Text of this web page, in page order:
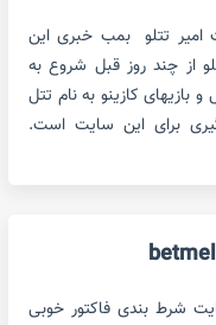
امیر تتلو بمب خبری این
از چند روز قبل شروع به
کازینو به نام تتل
برای این سایت است.
برای یک سایت شرط بندی فاکتور خوبی